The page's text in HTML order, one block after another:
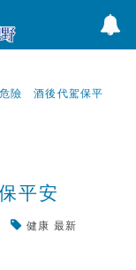
險 酒後代駕保平
平安
健康 最新